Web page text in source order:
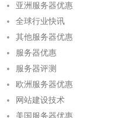
亚洲服务器优惠
全球行业快讯
其他服务器优惠
服务器优惠
服务器评测
欧洲服务器优惠
网站建设技术
美国服务器优惠